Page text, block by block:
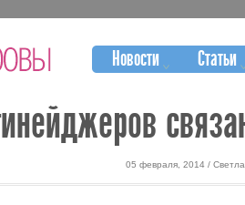
Новости Статьи
05 февраля, 2014 /